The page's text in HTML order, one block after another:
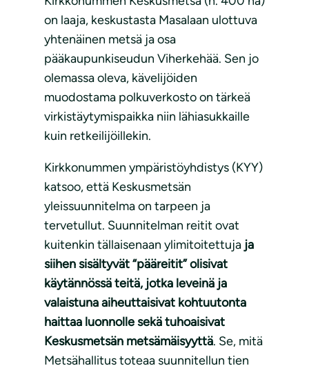
on laaja, keskustasta Masalaan ulottuva
yhtenäinen metsä ja osa
pääkaupunkiseudun Viherkehää. Sen jo
olemassa oleva, kävelijöiden
muodostama polkuverkosto on tärkeä
virkistäytymispaikka niin lähiasukkaille
kuin retkeilijöillekin.
Kirkkonummen ympäristöyhdistys (KYY)
katsoo, että Keskusmetsän
yleissuunnitelma on tarpeen ja
tervetullut. Suunnitelman reitit ovat
kuitenkin tällaisenaan ylimitoitettuja ja
siihen sisältyvät “pääreitit” olisivat
käytännössä teitä, jotka leveinä ja
valaistuna aiheuttaisivat kohtuutonta
haittaa luonnolle sekä tuhoaisivat
Keskusmetsän metsämäisyyttä. Se, mitä
Metsähallitus toteaa suunnitellun tien